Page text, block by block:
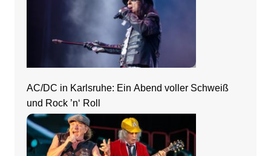
AC/DC in Karlsruhe: Ein Abend voller Schweiß
und Rock ’n‘ Roll